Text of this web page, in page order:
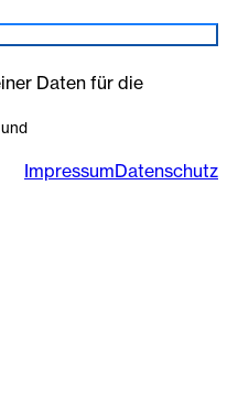
Daten für die
ImpressumDatenschutz